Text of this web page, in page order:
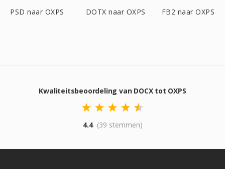
PSD naar OXPS DOTX naar OXPS FB2 naar OXPS
Kwaliteitsbeoordeling van DOCX tot OXPS
4.4 (39 stemmen)